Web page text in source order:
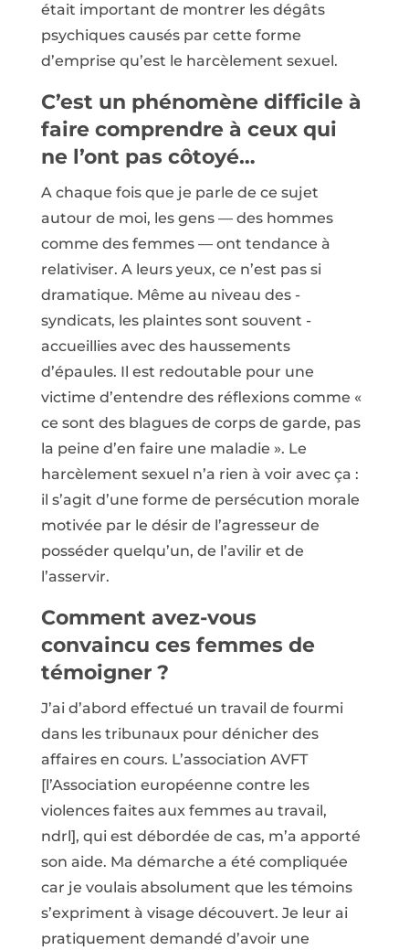
était important de montrer les dégâts
psychiques causés par cette forme
d’emprise qu’est le harcèlement sexuel.
C’est un phénomène difficile à
faire comprendre à ceux qui
ne l’ont pas côtoyé…
A chaque fois que je parle de ce sujet
autour de moi, les gens — des hommes
comme des femmes — ont tendance à
relativiser. A leurs yeux, ce n’est pas si
dramatique. Même au niveau des ­
syndicats, les plaintes sont souvent ­
accueillies avec des haussements
d’épaules. Il est redoutable pour une
victime d’entendre des réflexions comme «
ce sont des blagues de corps de garde, pas
la peine d’en faire une maladie ». Le
harcèlement sexuel n’a rien à voir avec ça :
il s’agit d’une forme de persécution morale
motivée par le ­désir de l’agresseur de
posséder quelqu’un, de l’avilir et de
l’asservir.
Comment avez-vous
convaincu ces femmes de
témoigner ?
J’ai d’abord effectué un travail de fourmi
dans les tribunaux pour dénicher des
affaires en cours. L’association AVFT
[l’Association européenne contre les
violences faites aux femmes au travail,
ndrl], qui est débordée de cas, m’a apporté
son aide. Ma démarche a été compliquée
car je voulais absolument que les témoins
s’expriment à visage découvert. Je leur ai
pratiquement demandé d’avoir une